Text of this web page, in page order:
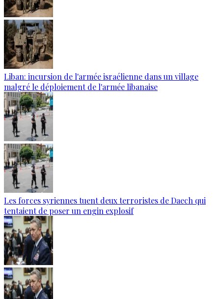
Liban: incursion de l'armée israélienne dans un village
malgré le déploiement de l'armée libanaise
Les forces syriennes tuent deux terroristes de Daech qui
tentaient de poser un engin explosif